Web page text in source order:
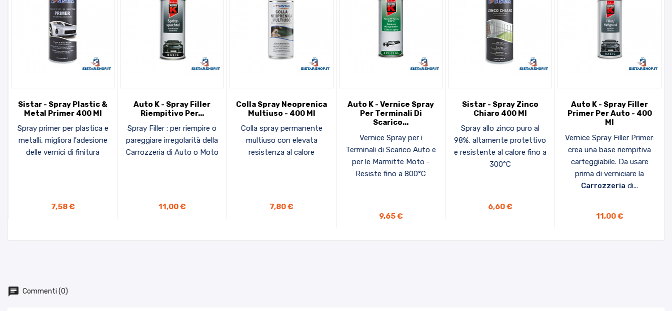
Sistar - Spray Plastic &
Metal Primer 400 Ml
Spray primer per plastica e
metalli, migliora l'adesione
delle vernici di finitura
7,58 €
Auto K - Spray Filler
Riempitivo Per...
Spray Filler : per riempire o
pareggiare irregolarità della
Carrozzeria di Auto o Moto
11,00 €
Colla Spray Neoprenica
Multiuso - 400 Ml
Colla spray permanente
multiuso con elevata
resistenza al calore
7,80 €
Auto K - Vernice Spray
Per Terminali Di
Scarico...
Vernice Spray per i
Terminali di Scarico Auto e
per le Marmitte Moto -
Resiste fino a 800°C
9,65 €
Sistar - Spray Zinco
Chiaro 400 Ml
Spray allo zinco puro al
98%, altamente protettivo
e resistente al calore fino a
300°C
6,60 €
Auto K - Spray Filler
Primer Per Auto - 400
Ml
Vernice Spray Filler Primer:
crea una base riempitiva
carteggiabile. Da usare
prima di verniciare la
Carrozzeria di...
11,00 €
Commenti (0)